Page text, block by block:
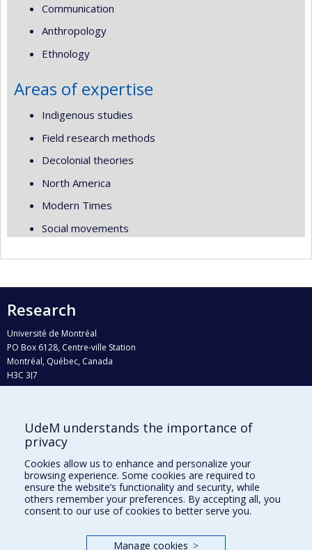
Communication
Anthropology
Ethnology
Areas of expertise
Indigenous studies
Field research methods
Decolonial theories
North America
Modern Times
Social movements
Research
Université de Montréal
PO Box 6128, Centre-ville Station
Montréal, Québec, Canada
H3C 3J7
Who does what?
Find us
Site map
Accessibility
UdeM understands the importance of
privacy
Cookies allow us to enhance and personalize your
browsing experience. Some cookies are required to
ensure the website’s functionality and security, while
others remember your preferences. By accepting all, you
consent to our use of cookies to better serve you.
Manage cookies >